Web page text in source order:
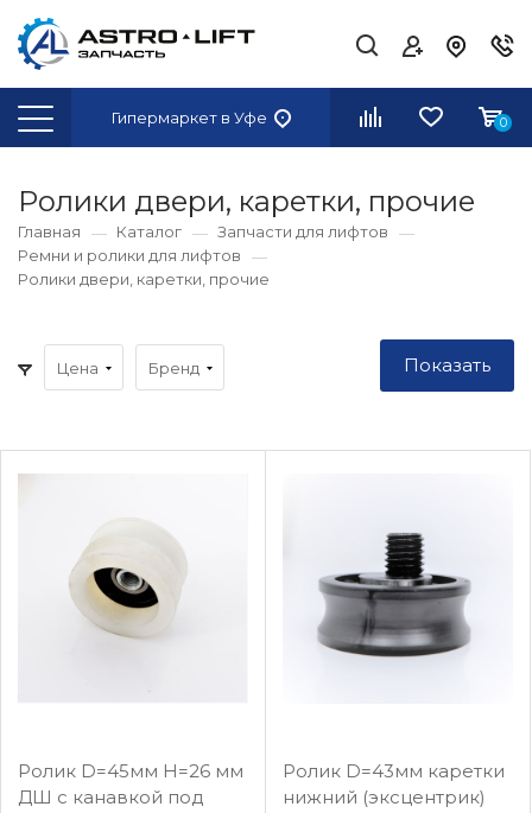
Гипермаркетв Уфе 0
Ролики двери, каретки, прочие
Главная Каталог
Запчасти для лифтов
Ремни и ролики для лифтов
Ролики двери, каретки, прочие
Цена Бренд
Ролик D=45мм H=26 мм
ДШ с канавкой под
Ролик D=43мм каретки
нижний (эксцентрик)